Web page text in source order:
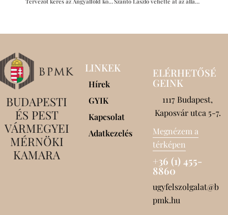
BUDAPESTI
ÉS PEST
VÁRMEGYEI
MÉRNÖKI
KAMARA
LINKEK
Hírek
GYIK
Kapcsolat
Adatkezelés
ELÉRHETŐSÉ
GEINK
1117 Budapest,
Kaposvár utca 5-7.
Megnézem a
térképen
+36 (1) 455-
8860
ugyfelszolgalat@b
pmk.hu